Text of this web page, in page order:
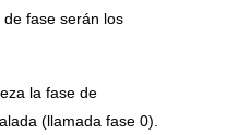
fase serán los
la fase de
(llamada fase 0).